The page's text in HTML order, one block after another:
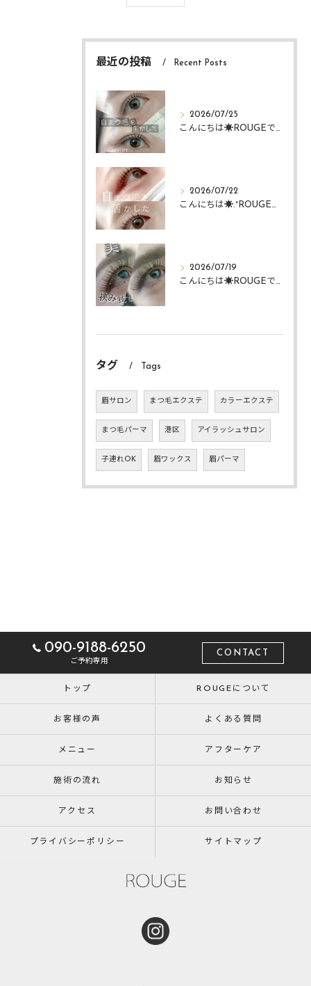
最近の投稿 Recent Posts
2026/07/25
こんにちは☀️ROUGEですᴗ ᴗ͈
2026/07/22
こんにちは☀️.°ROUGEですᴗ ᴗ͈
2026/07/19
こんにちは☀️ROUGEですᴗ ᴗ͈
タグ Tags
眉サロン まつ毛エクステ カラーエクステ
まつ毛パーマ 港区 アイラッシュサロン
子連れOK 眉ワックス 眉パーマ
090-9188-6250
ご予約専用
CONTACT
トップ ROUGEについて
お客様の声 よくある質問
メニュー アフターケア
施術の流れ お知らせ
アクセス お問い合わせ
プライバシーポリシー サイトマップ